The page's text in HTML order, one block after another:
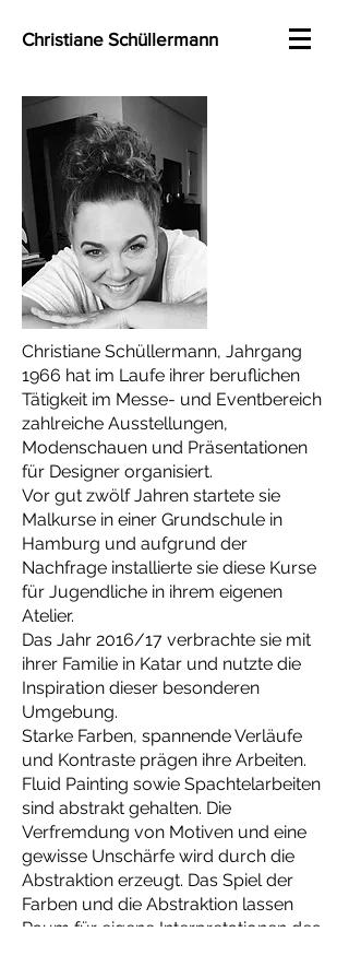
Christiane Schüllermann
Christiane Schüllermann, Jahrgang
1966 hat im Laufe ihrer beruflichen
Tätigkeit im Messe- und Eventbereich
zahlreiche Ausstellungen,
Modenschauen und Präsentationen
für Designer organisiert.
Vor gut zwölf Jahren startete sie
Malkurse in einer Grundschule in
Hamburg und aufgrund der
Nachfrage installierte sie diese Kurse
für Jugendliche in ihrem eigenen
Atelier.
Das Jahr 2016/17 verbrachte sie mit
ihrer Familie in Katar und nutzte die
Inspiration dieser besonderen
Umgebung.
Starke Farben, spannende Verläufe
und Kontraste prägen ihre Arbeiten.
Fluid Painting sowie Spachtelarbeiten
sind abstrakt gehalten. Die
Verfremdung von Motiven und eine
gewisse Unschärfe wird durch die
Abstraktion erzeugt. Das Spiel der
Farben und die Abstraktion lassen
Raum für eigene Interpretationen des